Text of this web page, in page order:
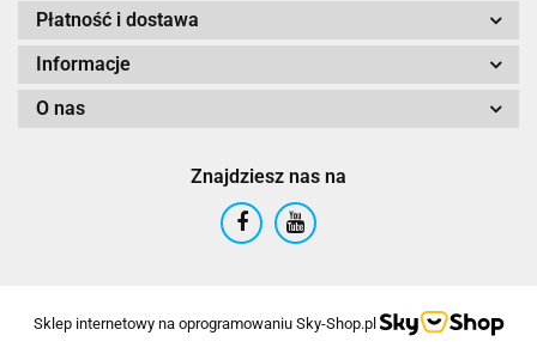
Płatność i dostawa
Informacje
O nas
Znajdziesz nas na
Sklep internetowy na oprogramowaniu Sky-Shop.pl